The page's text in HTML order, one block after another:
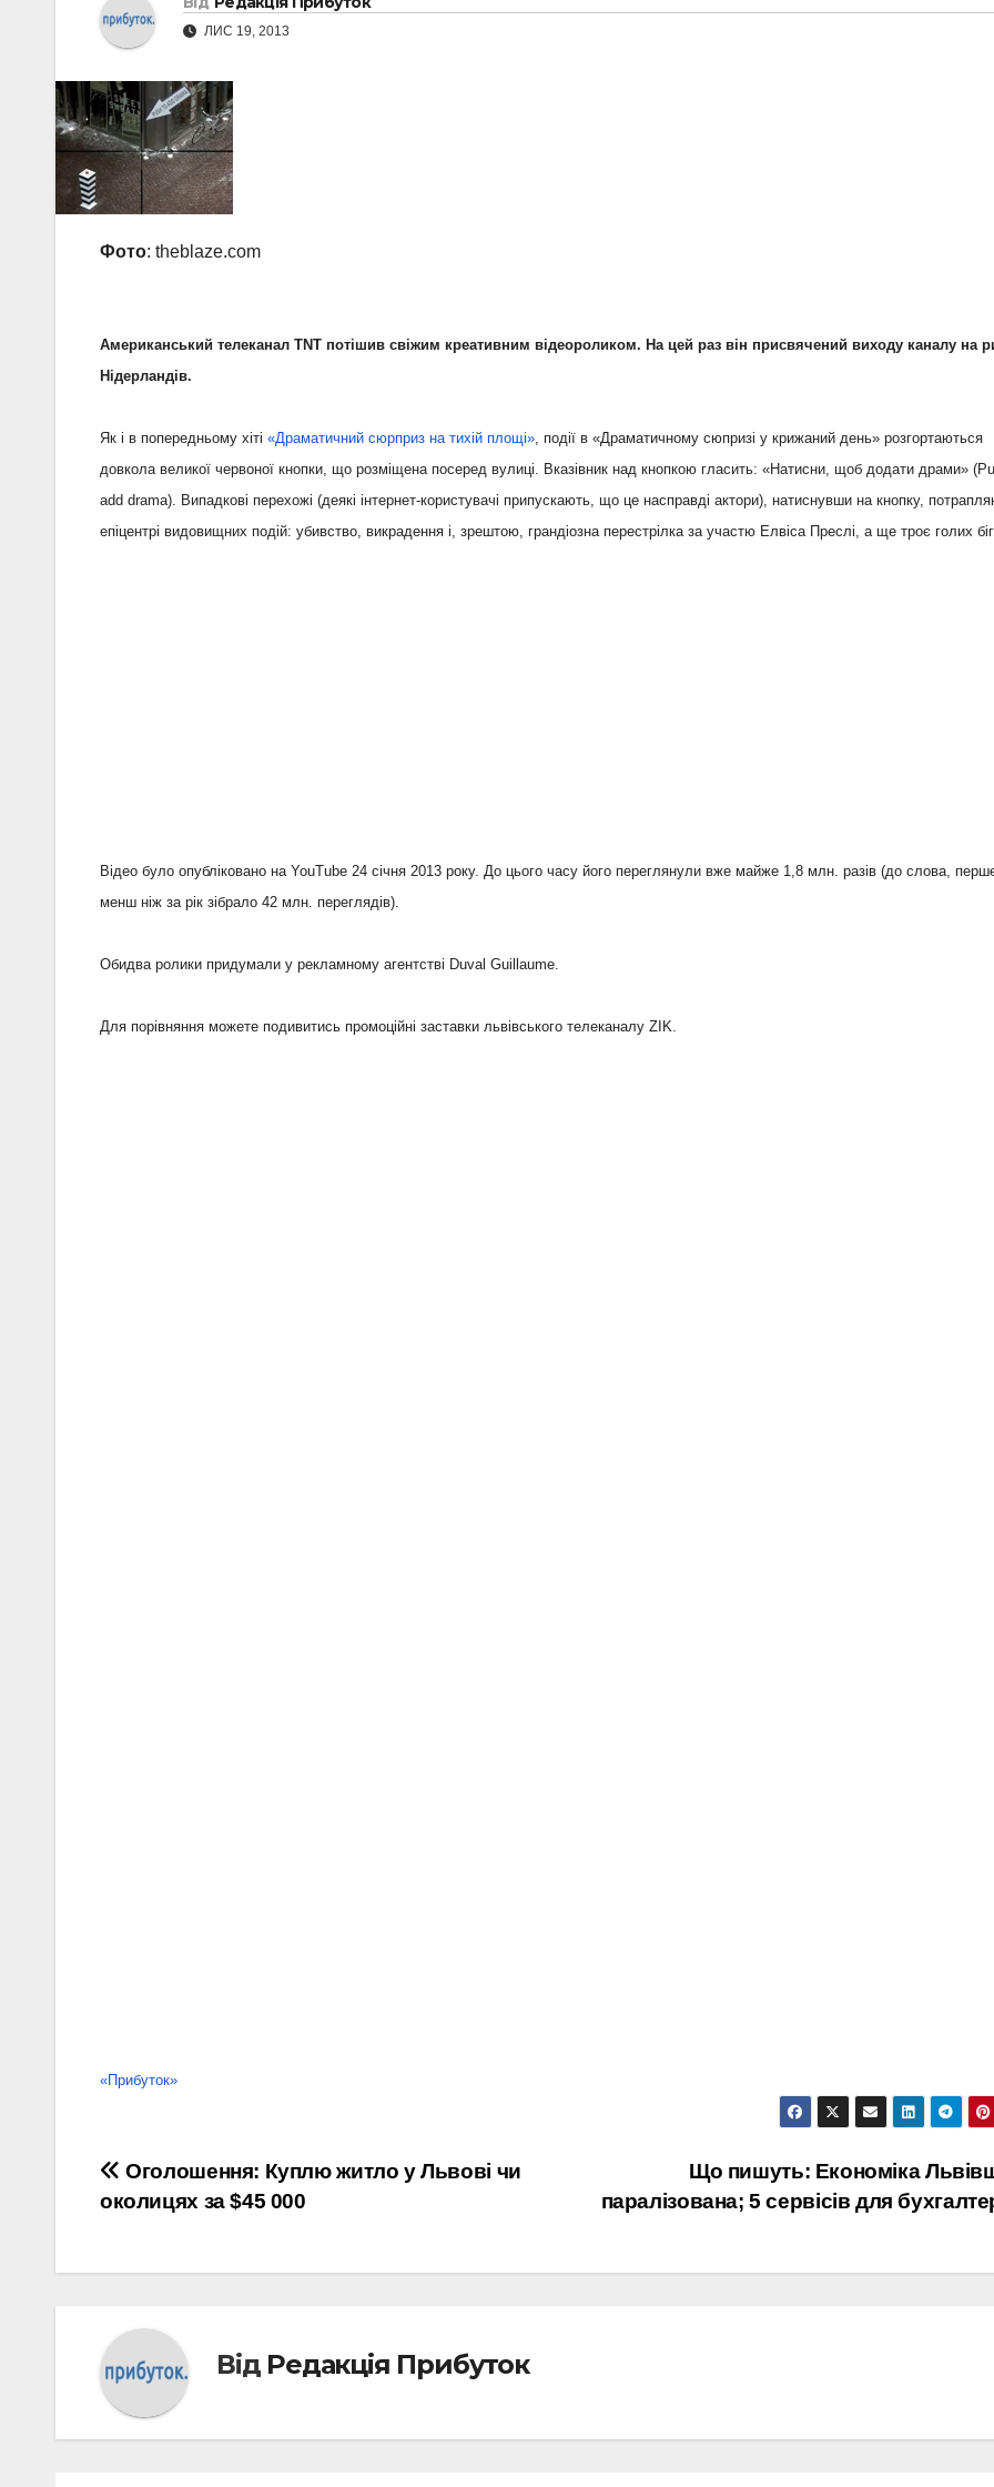
ЛИС 19, 2013
Фото: theblaze.com
Американський телеканал TNT потішив свіжим креативним відеороликом. На цей раз він присвячений виходу каналу на
Нідерландів.
Як і в попередньому хіті «Драматичний сюрприз на тихій площі», події в «Драматичному сюпризі у крижаний день» розгортаються
довкола великої червоної кнопки, що розміщена посеред вулиці. Вказівник над кнопкою гласить: «Натисни, щоб додати драми»
add drama). Випадкові перехожі (деякі інтернет-користувачі припускають, що це насправді актори), натиснувши на кнопку,
епіцентрі видовищних подій: убивство, викрадення і, зрештою, грандіозна перестрілка за участю Елвіса Преслі, а ще троє голих
Відео було опубліковано на YouTube 24 січня 2013 року. До цього часу його переглянули вже майже 1,8 млн. разів (до слова,
менш ніж за рік зібрало 42 млн. переглядів).
Обидва ролики придумали у рекламному агентстві Duval Guillaume.
Для порівняння можете подивитись промоційні заставки львівського телеканалу ZIK.
«Прибуток»
Навігація
записів
Що пишуть: Економіка
паралізована; 5 сервісів для
Оголошення: Куплю житло у Львові чи
околицях за $45 000
Від Редакція Прибуток